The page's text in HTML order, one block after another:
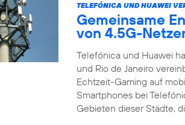
TELEFÓNICA UND HUAWEI
Gemeinsame
von 4.5G-
Telefónica und Huawei
und Rio de Janeiro
Echtzeit-Gaming auf
Smartphones bei
Gebieten dieser Städte,